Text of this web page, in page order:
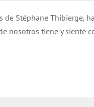
Stéphane Thibierge,
nosotros tiene y siente